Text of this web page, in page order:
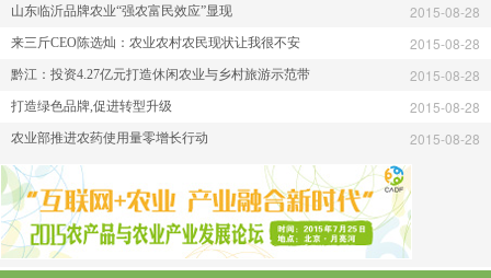
山东临沂品牌农业“强农富民效应”显现 2015-08-28
来三斤CEO陈选灿：农业农村农民现状让我很不安 2015-08-28
黔江：投资4.27亿元打造休闲农业与乡村旅游示范带 2015-08-28
打造绿色品牌,促进转型升级 2015-08-28
农业部推进农药使用量零增长行动 2015-08-28